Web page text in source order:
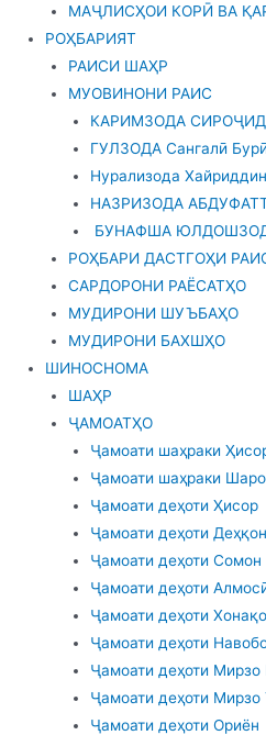
МАҶЛИСҲОИ КОРӢ ВА
РОҲБАРИЯТ
РАИСИ ШАҲР
МУОВИНОНИ РАИС
КАРИМЗОДА
ГУЛЗОДА Сангалӣ Бурӣ
Нурализода
НАЗРИЗОДА
БУНАФША
РОҲБАРИ ДАСТГОҲИ
САРДОРОНИ РАЁСАТҲО
МУДИРОНИ ШУЪБАҲО
МУДИРОНИ БАХШҲО
ШИНОСНОМА
ШАҲР
ҶАМОАТҲО
Ҷамоати шаҳраки
Ҷамоати шаҳраки
Ҷамоати деҳоти Ҳисор
Ҷамоати деҳоти
Ҷамоати деҳоти Сомон
Ҷамоати деҳоти
Ҷамоати деҳоти
Ҷамоати деҳоти
Ҷамоати деҳоти Мирзо
Ҷамоати деҳоти Мирзо
Ҷамоати деҳоти Ориён